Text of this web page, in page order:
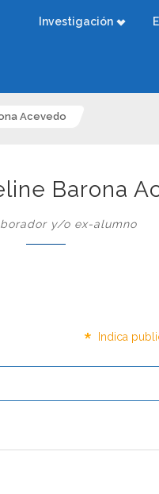
Investigación
Acevedo
Barona
y/o ex-alumno
* Indica